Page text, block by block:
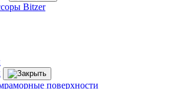
Bitzer
поверхности